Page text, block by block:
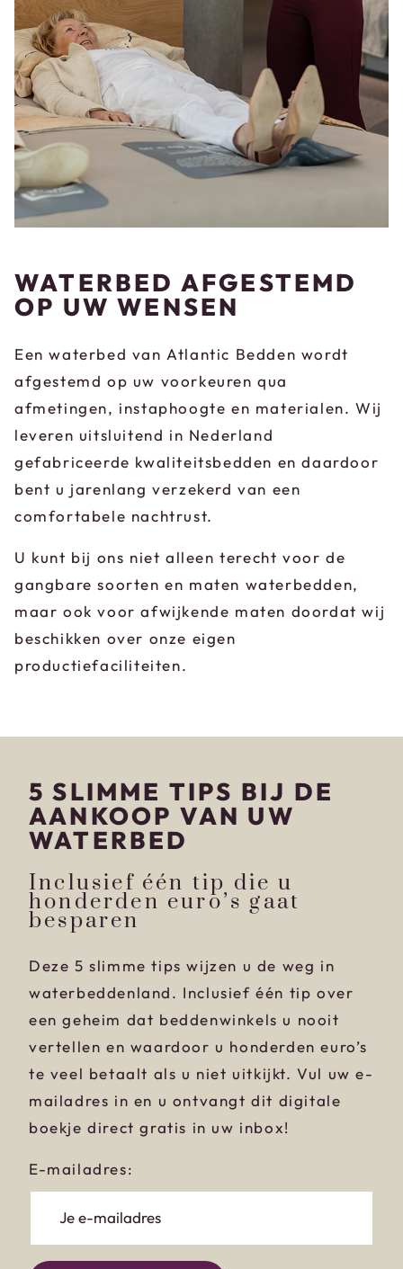
WATERBED AFGESTEMD
OP UW WENSEN
Een waterbed van Atlantic Bedden wordt
afgestemd op uw voorkeuren qua
afmetingen, instaphoogte en materialen. Wij
leveren uitsluitend in Nederland
gefabriceerde kwaliteitsbedden en daardoor
bent u jarenlang verzekerd van een
comfortabele nachtrust.
U kunt bij ons niet alleen terecht voor de
gangbare soorten en maten waterbedden,
maar ook voor afwijkende maten doordat wij
beschikken over onze eigen
productiefaciliteiten.
5 SLIMME TIPS BIJ DE
AANKOOP VAN UW
WATERBED
Inclusief één tip die u
honderden euro’s gaat
besparen
Deze 5 slimme tips wijzen u de weg in
waterbeddenland. Inclusief één tip over
een geheim dat beddenwinkels u nooit
vertellen en waardoor u honderden euro’s
te veel betaalt als u niet uitkijkt. Vul uw e-
mailadres in en u ontvangt dit digitale
boekje direct gratis in uw inbox!
E-mailadres: